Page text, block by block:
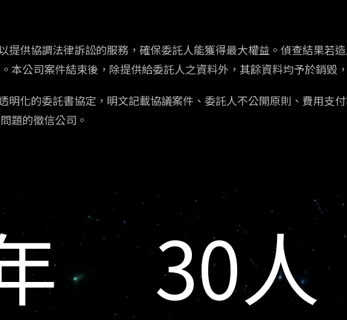
供協調法律訴訟的服務，確保委託人能獲得最大權益。偵查結果若
本公司案件結束後，除提供給委託人之資料外，其餘資料均予於銷毀
化的委託書協定，明文記載協議案件、委託人不公開原則、費用支
題的徵信公司。
30人